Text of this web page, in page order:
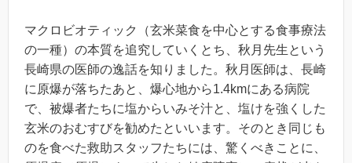
マクロビオティック（玄米菜食を中心とする食事療法
の一種）の本質を追究していくとち、秋月先生という
長崎県の医師の逸話を知りました。秋月医師は、長崎
に原爆が落ちたあと、爆心地から1.4kmにある病院
で、被爆者たちに塩からいみそ汁と、塩けを強くした
玄米のおむすびを勧めたといいます。そのとき同じも
のを食べた救助スタッフたちには、驚くべきことに、